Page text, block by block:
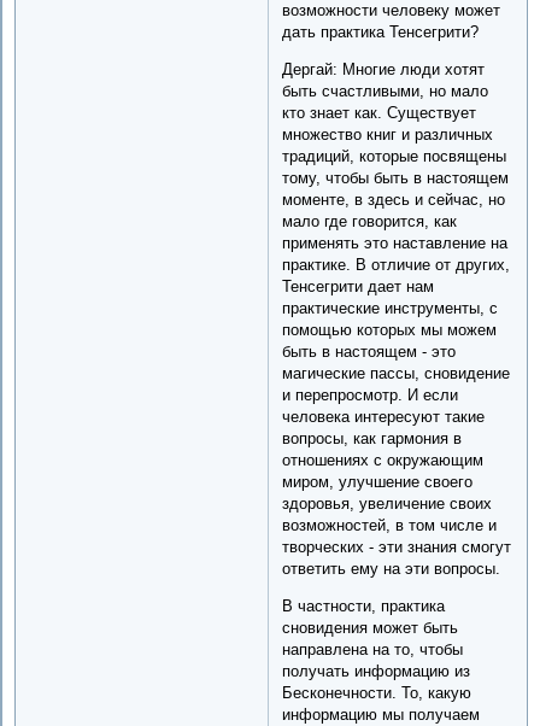
возможности человеку может
дать практика Тенсегрити?
Дергай: Многие люди хотят
быть счастливыми, но мало
кто знает как. Существует
множество книг и различных
традиций, которые посвящены
тому, чтобы быть в настоящем
моменте, в здесь и сейчас, но
мало где говорится, как
применять это наставление на
практике. В отличие от других,
Тенсегрити дает нам
практические инструменты, с
помощью которых мы можем
быть в настоящем - это
магические пассы, сновидение
и перепросмотр. И если
человека интересуют такие
вопросы, как гармония в
отношениях с окружающим
миром, улучшение своего
здоровья, увеличение своих
возможностей, в том числе и
творческих - эти знания смогут
ответить ему на эти вопросы.
В частности, практика
сновидения может быть
направлена на то, чтобы
получать информацию из
Бесконечности. То, какую
информацию мы получаем